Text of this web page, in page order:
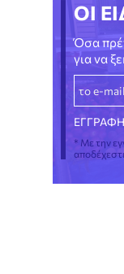
ΟΙ
Όσα
για να
* Με την